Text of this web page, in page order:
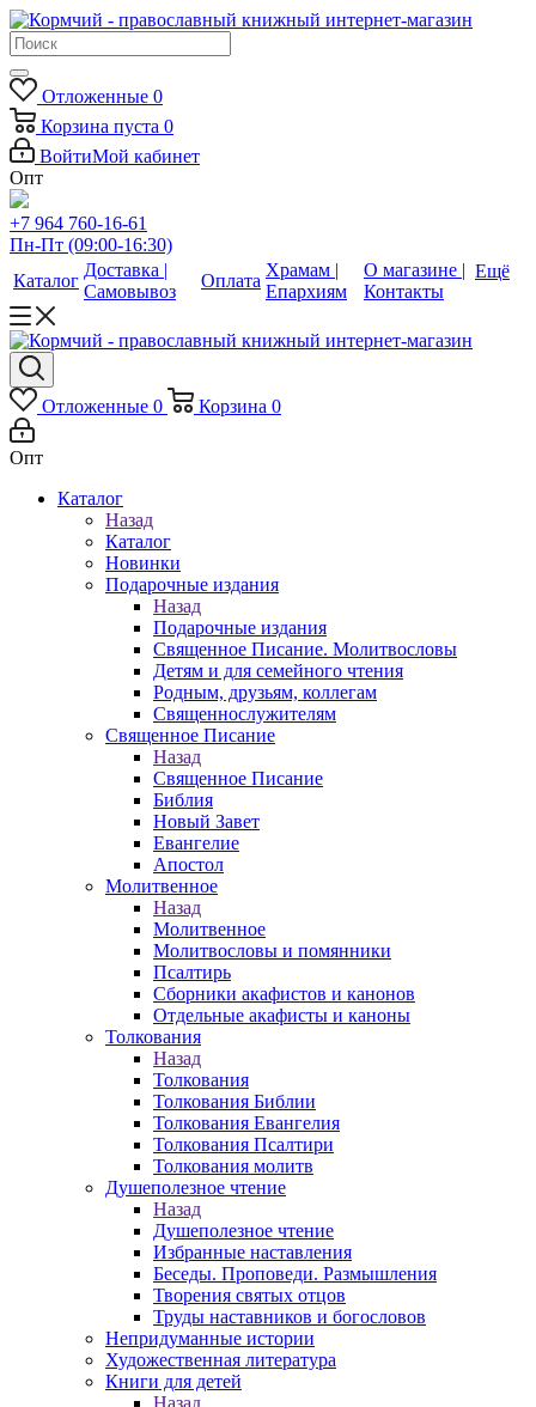
Отложенные 0
Корзина пуста 0
ВойтиМой кабинет
Опт
+7 964 760-16-61
Пн-Пт (09:00-16:30)
Каталог
Доставка |
Самовывоз
Оплата
Храмам |
Епархиям
О магазине |
Контакты
Ещё
Отложенные 0 Корзина 0
Опт
Каталог
Назад
Каталог
Новинки
Подарочные издания
Назад
Подарочные издания
Священное Писание. Молитвословы
Детям и для семейного чтения
Родным, друзьям, коллегам
Священнослужителям
Священное Писание
Назад
Священное Писание
Библия
Новый Завет
Евангелие
Апостол
Молитвенное
Назад
Молитвенное
Молитвословы и помянники
Псалтирь
Сборники акафистов и канонов
Отдельные акафисты и каноны
Толкования
Назад
Толкования
Толкования Библии
Толкования Евангелия
Толкования Псалтири
Толкования молитв
Душеполезное чтение
Назад
Душеполезное чтение
Избранные наставления
Беседы. Проповеди. Размышления
Творения святых отцов
Труды наставников и богословов
Непридуманные истории
Художественная литература
Книги для детей
Назад